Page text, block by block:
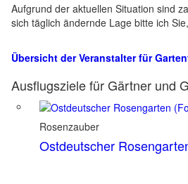
Aufgrund der aktuellen Situation sind
sich täglich ändernde Lage bitte ich
Übersicht der Veranstalter für
Ausflugsziele für Gärtner und
Rosenzauber
Ostdeutscher